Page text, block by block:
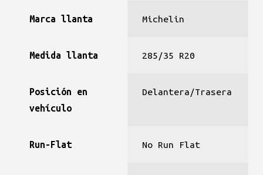
Marca llanta Michelin
Medida llanta 285/35 R20
Posición en
vehículo
Delantera/Trasera
Run-Flat No Run Flat